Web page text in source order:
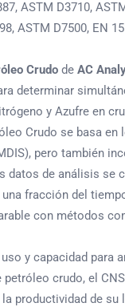
ASTM D3710,
ASTM D7500, EN
Crudo de AC
determinar
y Azufre en
Crudo se basa
pero también
datos de análisis se
fracción del
con métodos
y capacidad para
crudo, el
productividad de